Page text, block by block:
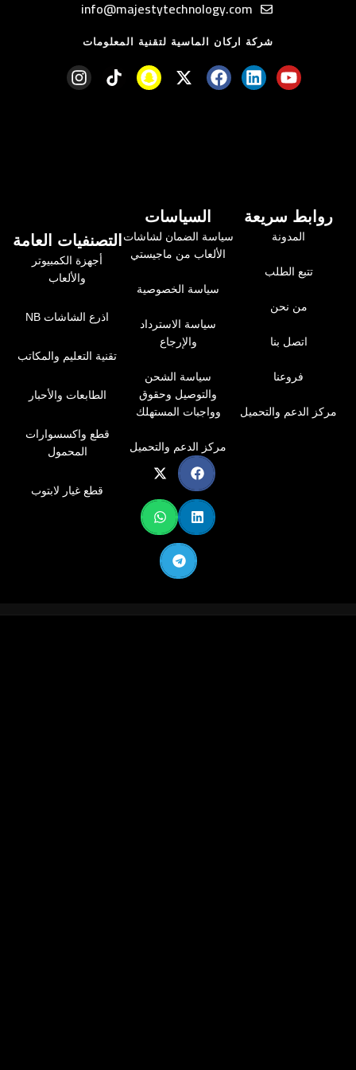
روابط سريعة
المدونة
تتبع الطلب
من نحن
اتصل بنا
فروعنا
مركز الدعم والتحميل
السياسات
سياسة الضمان لشاشات
الألعاب من ماجيستي
سياسة الخصوصية
سياسة الاسترداد
والإرجاع
سياسة الشحن
والتوصيل وحقوق
وواجبات المستهلك
مركز الدعم والتحميل
التصنفيات العامة
أجهزة الكمبيوتر
والألعاب
اذرع الشاشات NB
تقنية التعليم والمكاتب
الطابعات والأحبار
قطع واكسسوارات
المحمول
قطع غيار لابتوب
info@majestytechnology.com
شركة اركان الماسية لتقنية المعلومات